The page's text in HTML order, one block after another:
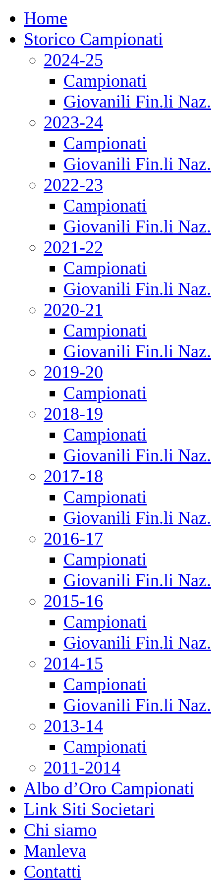
Home
Storico Campionati
2024-25
Campionati
Giovanili Fin.li Naz.
2023-24
Campionati
Giovanili Fin.li Naz.
2022-23
Campionati
Giovanili Fin.li Naz.
2021-22
Campionati
Giovanili Fin.li Naz.
2020-21
Campionati
Giovanili Fin.li Naz.
2019-20
Campionati
2018-19
Campionati
Giovanili Fin.li Naz.
2017-18
Campionati
Giovanili Fin.li Naz.
2016-17
Campionati
Giovanili Fin.li Naz.
2015-16
Campionati
Giovanili Fin.li Naz.
2014-15
Campionati
Giovanili Fin.li Naz.
2013-14
Campionati
2011-2014
Albo d’Oro Campionati
Link Siti Societari
Chi siamo
Manleva
Contatti